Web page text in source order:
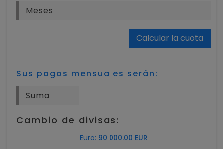
Calcular la cuota
Sus pagos mensuales serán:
Cambio de divisas:
Euro: 90 000.00 EUR